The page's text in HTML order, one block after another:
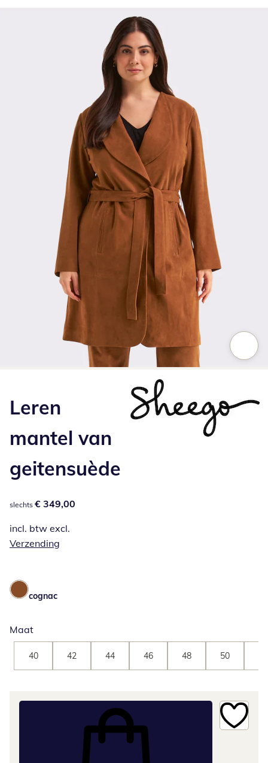
Leren
mantel van
geitensuède
€ 349,00
slechts € 349,00
incl. btw excl.
Verzending
cognac
Maat
40 42 44 46 48 50